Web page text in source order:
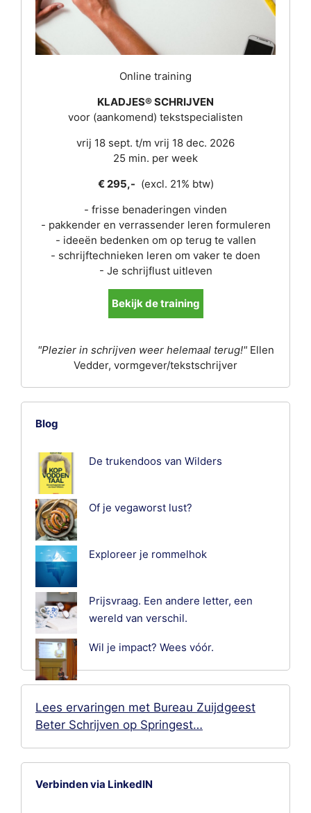
Online training
KLADJES® SCHRIJVEN
voor (aankomend) tekstspecialisten
vrij 18 sept. t/m vrij 18 dec. 2026
25 min. per week
€ 295,- (excl. 21% btw)
- frisse benaderingen vinden
- pakkender en verrassender leren formuleren
- ideeën bedenken om op terug te vallen
- schrijftechnieken leren om vaker te doen
- Je schrijflust uitleven
Bekijk de training
"Plezier in schrijven weer helemaal terug!" Ellen
Vedder, vormgever/tekstschrijver
Blog
De trukendoos van Wilders
Of je vegaworst lust?
Exploreer je rommelhok
Prijsvraag. Een andere letter, een
wereld van verschil.
Wil je impact? Wees vóór.
Lees ervaringen met Bureau Zuijdgeest
Beter Schrijven op Springest…
Verbinden via LinkedIN